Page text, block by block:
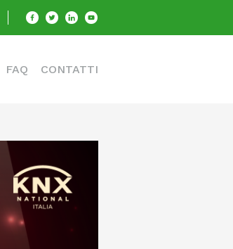
FAQ CONTATTI